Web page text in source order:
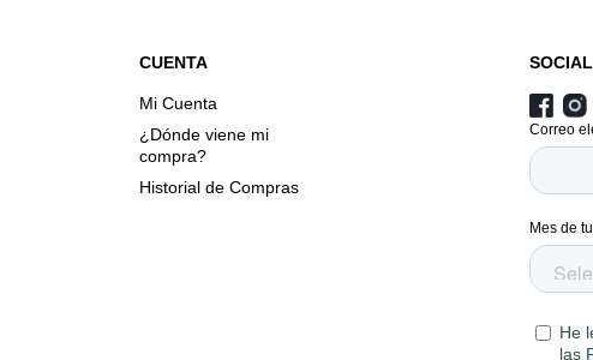
CUENTA
Mi Cuenta
¿Dónde viene mi
compra?
Historial de Compras
SOCIAL